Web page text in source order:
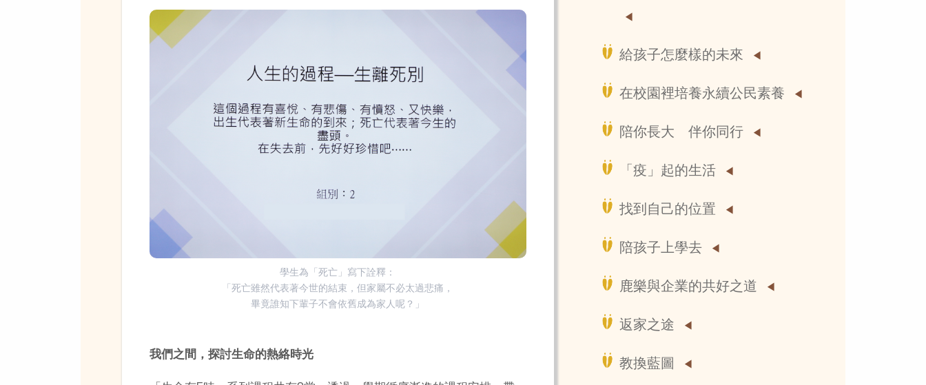
學生為「死亡」寫下詮釋：
「死亡雖然代表著今世的結束，但家屬不必太過悲痛，
畢竟誰知下輩子不會依舊成為家人呢？」
我們之間，探討生命的熱絡時光
給孩子怎麼樣的未來
在校園裡培養永續公民素養
陪你長大 伴你同行
「疫」起的生活
找到自己的位置
陪孩子上學去
鹿樂與企業的共好之道
返家之途
教換藍圖